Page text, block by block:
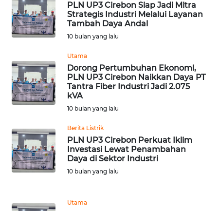
PLN UP3 Cirebon Siap Jadi Mitra
Strategis Industri Melalui Layanan
Tambah Daya Andal
10 bulan yang lalu
Utama
Dorong Pertumbuhan Ekonomi,
PLN UP3 Cirebon Naikkan Daya PT
Tantra Fiber Industri Jadi 2.075
kVA
10 bulan yang lalu
Berita Listrik
PLN UP3 Cirebon Perkuat Iklim
Investasi Lewat Penambahan
Daya di Sektor Industri
10 bulan yang lalu
Utama
KONTAK
KAMI
IKLAN
TENTANG
KAMI
PEDOMAN
MEDIA
SIBER
REDAKSI